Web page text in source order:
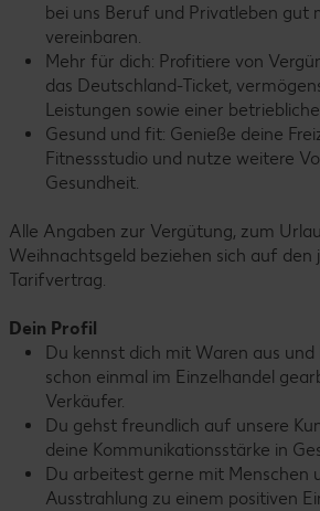
bei uns Beruf und Privatleben gut
vereinbaren.
Mehr für dich: Profitiere von
das Deutschland-Ticket,
Leistungen sowie einer
Gesund und fit: Genieße deine
Fitnessstudio und nutze weitere
Gesundheit.
Alle Angaben zur Vergütung, zum
Weihnachtsgeld beziehen sich auf den
Tarifvertrag.
Dein Profil
Du kennst dich mit Waren aus
schon einmal im Einzelhandel
Verkäufer.
Du gehst freundlich auf unsere
deine Kommunikationsstärke in
Du arbeitest gerne mit Menschen
Ausstrahlung zu einem positiven